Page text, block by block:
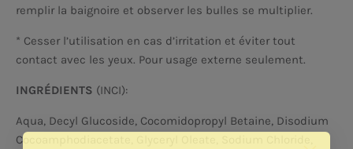
remplir la baignoire et observer les bulles se multiplier.
* Cesser l’utilisation en cas d’irritation et éviter tout
contact avec les yeux. Pour usage externe seulement.
INGRÉDIENTS (INCI):
Aqua, Decyl Glucoside, Cocomidopropyl Betaine, Disodium
Cocoamphodiacetate, Glyceryl Oleate, Sodium Chloride,